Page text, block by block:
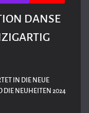
DANSE
IN DIE NEUE
DIE NEUHEITEN 2024